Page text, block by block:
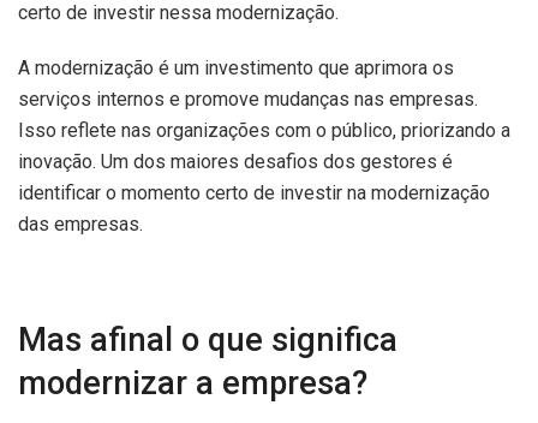
certo de investir nessa modernização.
A modernização é um investimento que aprimora os
serviços internos e promove mudanças nas empresas.
Isso reflete nas organizações com o público, priorizando a
inovação. Um dos maiores desafios dos gestores é
identificar o momento certo de investir na modernização
das empresas.
Mas afinal o que significa
modernizar a empresa?